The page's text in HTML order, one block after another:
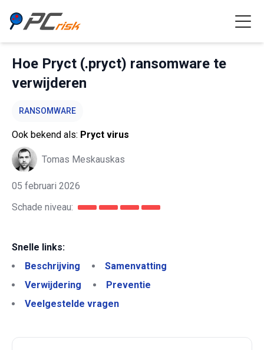
Hoe Pryct (.pryct) ransomware te
verwijderen
RANSOMWARE
Ook bekend als: Pryct virus
Tomas Meskauskas
05 februari 2026
Schade niveau:
Snelle links:
Beschrijving
Samenvatting
Verwijdering
Preventie
Veelgestelde vragen